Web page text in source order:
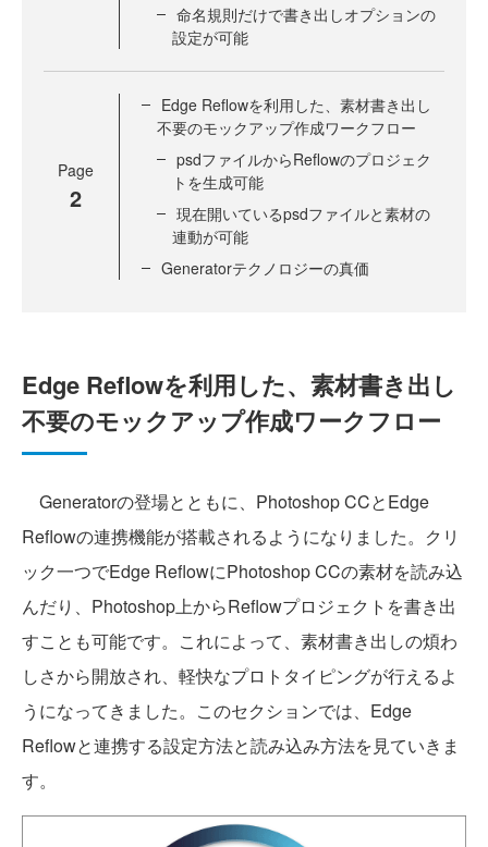
命名規則だけで書き出しオプションの
設定が可能
Page
2
Edge Reflowを利用した、素材書き出し
不要のモックアップ作成ワークフロー
psdファイルからReflowのプロジェク
トを生成可能
現在開いているpsdファイルと素材の
連動が可能
Generatorテクノロジーの真価
Edge Reflowを利用した、素材書き出し
不要のモックアップ作成ワークフロー
Generatorの登場とともに、Photoshop CCとEdge
Reflowの連携機能が搭載されるようになりました。クリ
ック一つでEdge ReflowにPhotoshop CCの素材を読み込
んだり、Photoshop上からReflowプロジェクトを書き出
すことも可能です。これによって、素材書き出しの煩わ
しさから開放され、軽快なプロトタイピングが行えるよ
うになってきました。このセクションでは、Edge
Reflowと連携する設定方法と読み込み方法を見ていきま
す。